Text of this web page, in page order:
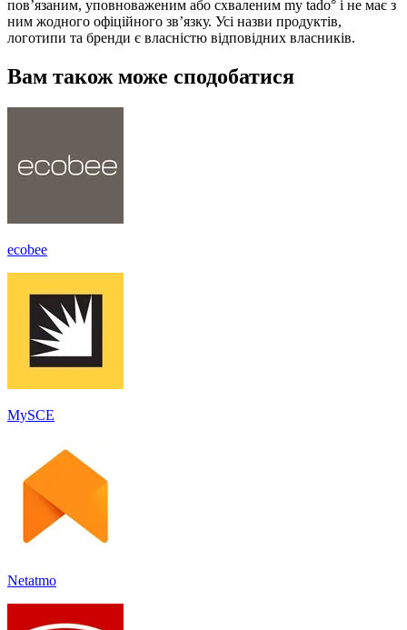
пов’язаним, уповноваженим або схваленим my tado° і не має з
ним жодного офіційного зв’язку. Усі назви продуктів,
логотипи та бренди є власністю відповідних власників.
Вам також може сподобатися
ecobee
MySCE
Netatmo